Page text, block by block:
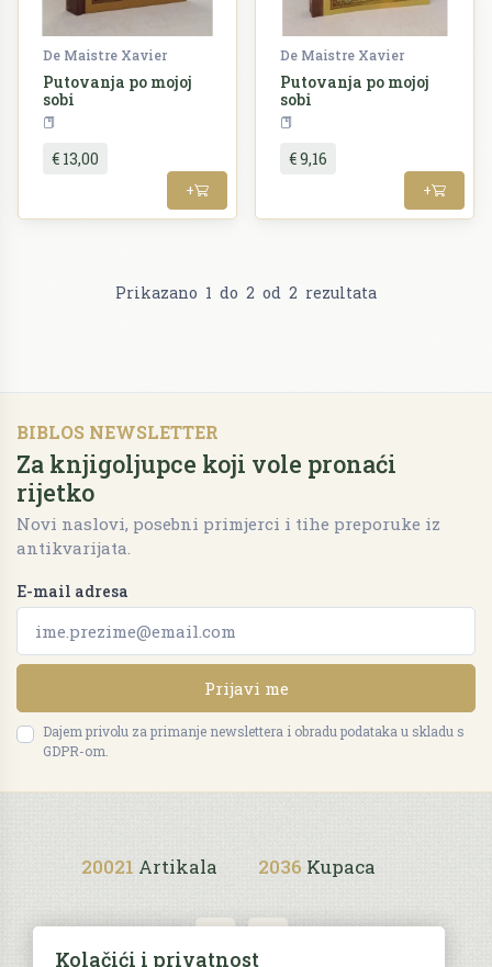
De Maistre Xavier
Putovanja po mojoj
sobi
€ 13,00
+
De Maistre Xavier
Putovanja po mojoj
sobi
€ 9,16
+
Prikazano 1 do 2 od 2 rezultata
BIBLOS NEWSLETTER
Za knjigoljupce koji vole pronaći
rijetko
Novi naslovi, posebni primjerci i tihe preporuke iz
antikvarijata.
E-mail adresa
Prijavi me
Dajem privolu za primanje newslettera i obradu podataka u skladu s
GDPR-om.
20021 Artikala 2036 Kupaca
Kolačići i privatnost